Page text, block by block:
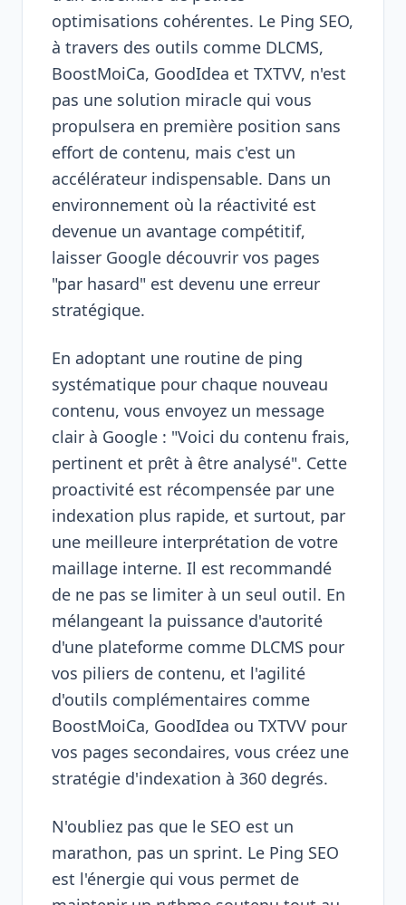
optimisations cohérentes. Le Ping SEO,
à travers des outils comme DLCMS,
BoostMoiCa, GoodIdea et TXTVV, n'est
pas une solution miracle qui vous
propulsera en première position sans
effort de contenu, mais c'est un
accélérateur indispensable. Dans un
environnement où la réactivité est
devenue un avantage compétitif,
laisser Google découvrir vos pages
"par hasard" est devenu une erreur
stratégique.
En adoptant une routine de ping
systématique pour chaque nouveau
contenu, vous envoyez un message
clair à Google : "Voici du contenu frais,
pertinent et prêt à être analysé". Cette
proactivité est récompensée par une
indexation plus rapide, et surtout, par
une meilleure interprétation de votre
maillage interne. Il est recommandé
de ne pas se limiter à un seul outil. En
mélangeant la puissance d'autorité
d'une plateforme comme DLCMS pour
vos piliers de contenu, et l'agilité
d'outils complémentaires comme
BoostMoiCa, GoodIdea ou TXTVV pour
vos pages secondaires, vous créez une
stratégie d'indexation à 360 degrés.
N'oubliez pas que le SEO est un
marathon, pas un sprint. Le Ping SEO
est l'énergie qui vous permet de